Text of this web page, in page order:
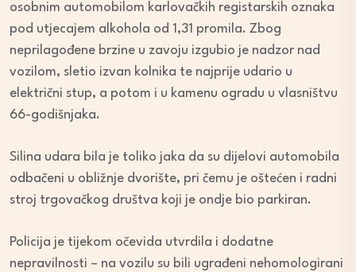
osobnim automobilom karlovačkih registarskih oznaka
pod utjecajem alkohola od 1,31 promila. Zbog
neprilagođene brzine u zavoju izgubio je nadzor nad
vozilom, sletio izvan kolnika te najprije udario u
električni stup, a potom i u kamenu ogradu u vlasništvu
66-godišnjaka.
Silina udara bila je toliko jaka da su dijelovi automobila
odbačeni u obližnje dvorište, pri čemu je oštećen i radni
stroj trgovačkog društva koji je ondje bio parkiran.
Policija je tijekom očevida utvrdila i dodatne
nepravilnosti – na vozilu su bili ugrađeni nehomologirani